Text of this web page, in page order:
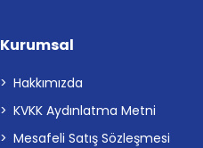
Kurumsal
Hakkımızda
KVKK Aydınlatma Metni
Mesafeli Satış Sözleşmesi